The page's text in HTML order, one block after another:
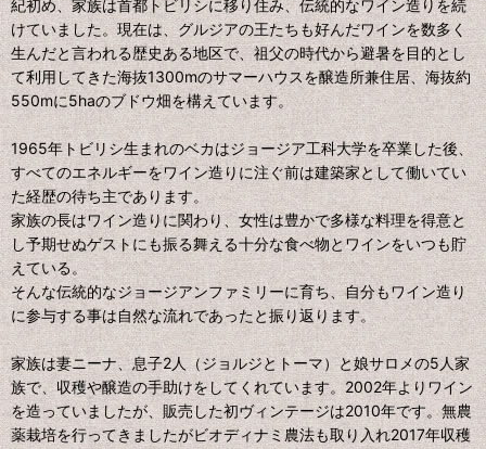
紀初め、家族は首都トビリシに移り住み、伝統的なワイン造りを続
けていました。現在は、グルジアの王たちも好んだワインを数多く
生んだと言われる歴史ある地区で、祖父の時代から避暑を目的とし
て利用してきた海抜1300mのサマーハウスを醸造所兼住居、海抜約
550mに5haのブドウ畑を構えています。
1965年トビリシ生まれのベカはジョージア工科大学を卒業した後、
すべてのエネルギーをワイン造りに注ぐ前は建築家として働いてい
た経歴の待ち主であります。
家族の長はワイン造りに関わり、女性は豊かで多様な料理を得意と
し予期せぬゲストにも振る舞える十分な食べ物とワインをいつも貯
えている。
そんな伝統的なジョージアンファミリーに育ち、自分もワイン造り
に参与する事は自然な流れであったと振り返ります。
家族は妻ニーナ、息子2人（ジョルジとトーマ）と娘サロメの5人家
族で、収穫や醸造の手助けをしてくれています。2002年よりワイン
を造っていましたが、販売した初ヴィンテージは2010年です。無農
薬栽培を行ってきましたがビオディナミ農法も取り入れ2017年収穫